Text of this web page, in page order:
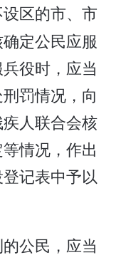
区的市、市
定公民应服
役时，应当
罚情况，向
人联合会核
情况，作出
记表中予以
公民，应当